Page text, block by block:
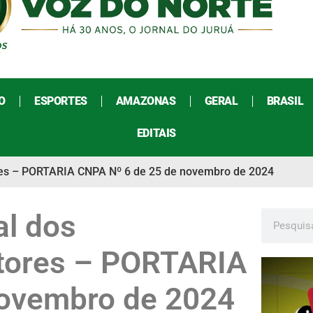
ESPORTES AMAZONAS GERAL BRASIL
EDITAIS
PORTARIA CNPA Nº 6 de 25 de novembro de 2024
dos
– PORTARIA
de 2024